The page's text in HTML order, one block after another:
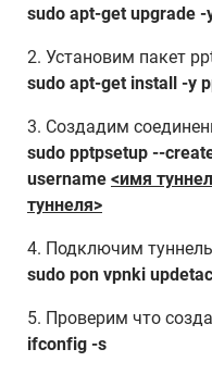
sudo apt-get upgrade -
2. Установим пакет
sudo apt-get install -y
3. Создадим
sudo pptpsetup --
username <имя
туннеля>
4. Подключим
sudo pon vpnki
5. Проверим что
ifconfig -s